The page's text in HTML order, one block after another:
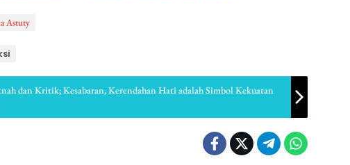
Astuty
dan Kritik; Kesabaran, Kerendahan Hati adalah Simbol Kekuatan